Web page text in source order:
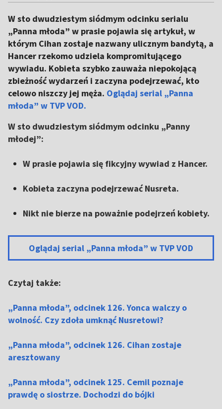
W sto dwudziestym siódmym odcinku serialu
„Panna młoda” w prasie pojawia się artykuł, w
którym Cihan zostaje nazwany ulicznym bandytą, a
Hancer rzekomo udziela kompromitującego
wywiadu. Kobieta szybko zauważa niepokojącą
zbieżność wydarzeń i zaczyna podejrzewać, kto
celowo niszczy jej męża. Oglądaj serial „Panna
młoda” w TVP VOD.
W sto dwudziestym siódmym odcinku „Panny
młodej”:
W prasie pojawia się fikcyjny wywiad z Hancer.
Kobieta zaczyna podejrzewać Nusreta.
Nikt nie bierze na poważnie podejrzeń kobiety.
Oglądaj serial „Panna młoda” w TVP VOD
Czytaj także:
„Panna młoda”, odcinek 126. Yonca walczy o
wolność. Czy zdoła umknąć Nusretowi?
„Panna młoda”, odcinek 126. Cihan zostaje
aresztowany
„Panna młoda”, odcinek 125. Cemil poznaje
prawdę o siostrze. Dochodzi do bójki